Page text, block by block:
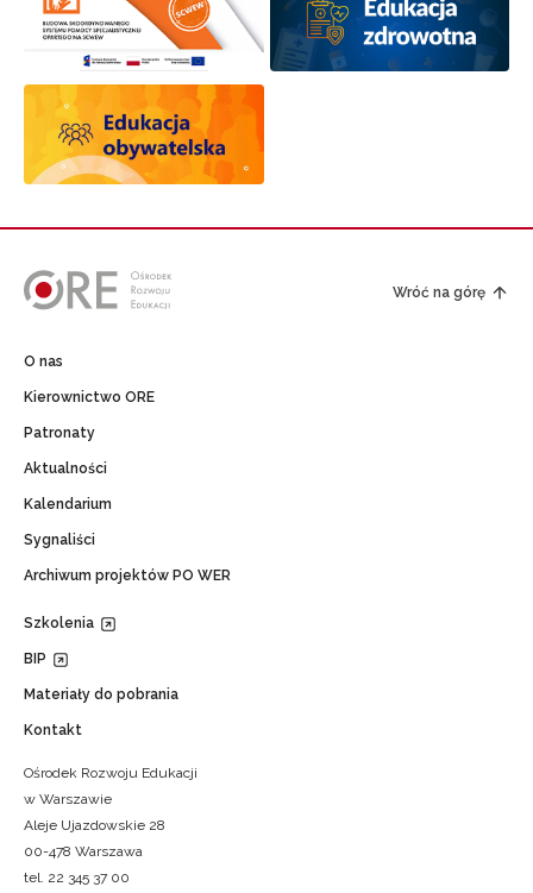
Wróć na górę
O nas
Kierownictwo ORE
Patronaty
Aktualności
Kalendarium
Sygnaliści
Archiwum projektów PO WER
Szkolenia
BIP
Materiały do pobrania
Kontakt
Ośrodek Rozwoju Edukacji
w Warszawie
Aleje Ujazdowskie 28
00-478 Warszawa
tel. 22 345 37 00